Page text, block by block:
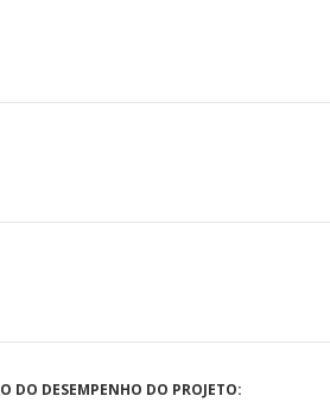
DO DESEMPENHO DO PROJETO: